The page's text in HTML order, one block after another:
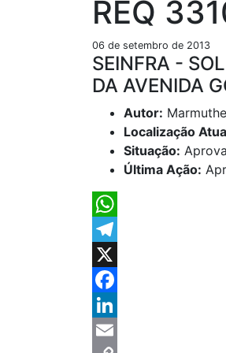
REQ
06 de setembro de 2013
SEINFRA -
DA AVENIDA
Autor:
Localização
Situação:
Última Ação:
WhatsApp
Telegram
X
Facebook
LinkedIn